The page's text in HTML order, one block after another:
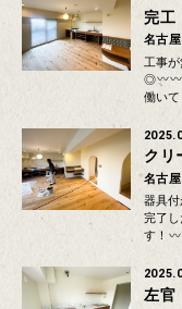
完工
名古
工事
◎
働い
クリ
名古
器具
完了
す！
左官